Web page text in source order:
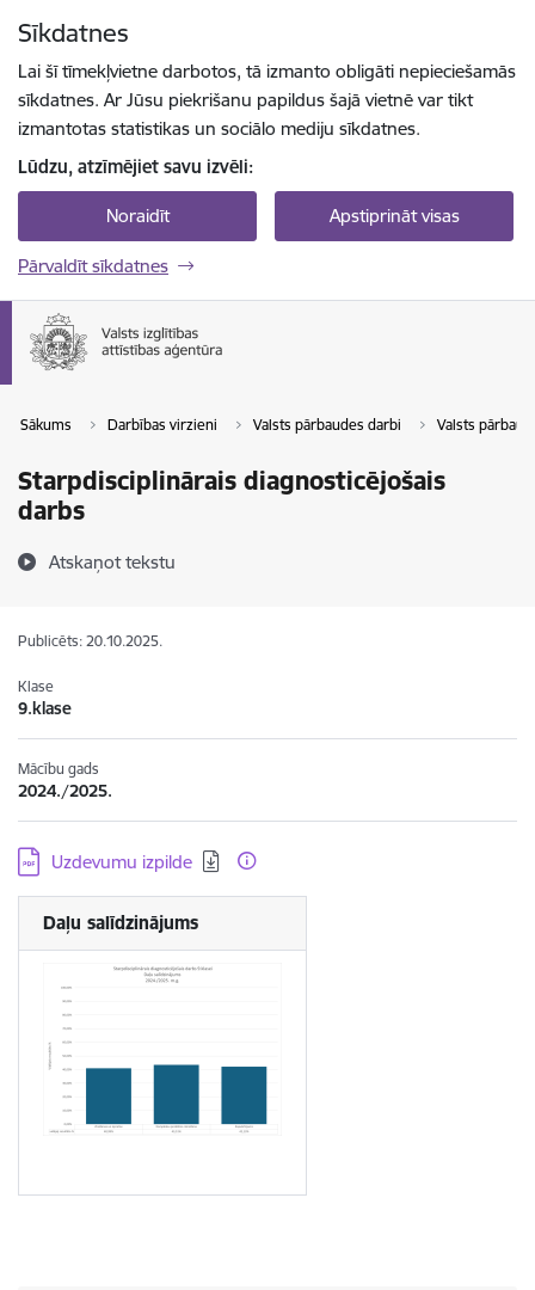
Sīkdatnes
Lai šī tīmekļvietne darbotos, tā izmanto obligāti nepieciešamās
sīkdatnes. Ar Jūsu piekrišanu papildus šajā vietnē var tikt
izmantotas statistikas un sociālo mediju sīkdatnes.
Lūdzu, atzīmējiet savu izvēli:
Noraidīt Apstiprināt visas
Pārvaldīt sīkdatnes
Sākums Darbības virzieni Valsts pārbaudes darbi Valsts
Starpdisciplinārais diagnosticējošais
darbs
Atskaņot tekstu
Publicēts: 20.10.2025.
Klase
9.klase
Mācību gads
2024./2025.
Lejupielādēt:
Uzdevumu izpilde
Daļu salīdzinājums